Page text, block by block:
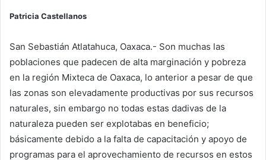
Patricia Castellanos
San Sebastián Atlatahuca, Oaxaca.- Son muchas las
poblaciones que padecen de alta marginación y pobreza
en la región Mixteca de Oaxaca, lo anterior a pesar de que
las zonas son elevadamente productivas por sus recursos
naturales, sin embargo no todas estas dadivas de la
naturaleza pueden ser explotabas en beneficio;
básicamente debido a la falta de capacitación y apoyo de
programas para el aprovechamiento de recursos en estos